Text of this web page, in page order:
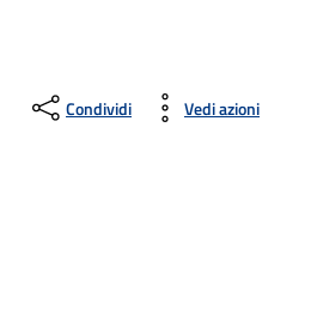
Condividi Vedi azioni